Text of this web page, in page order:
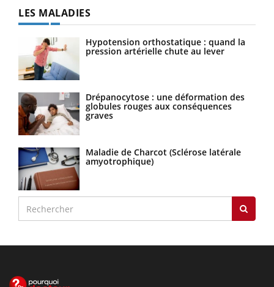
LES MALADIES
Hypotension orthostatique : quand la
pression artérielle chute au lever
Drépanocytose : une déformation des
globules rouges aux conséquences
graves
Maladie de Charcot (Sclérose latérale
amyotrophique)